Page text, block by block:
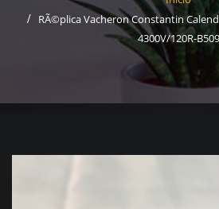
RÃ©plica Vacheron Constantin
4300V/120R-B509